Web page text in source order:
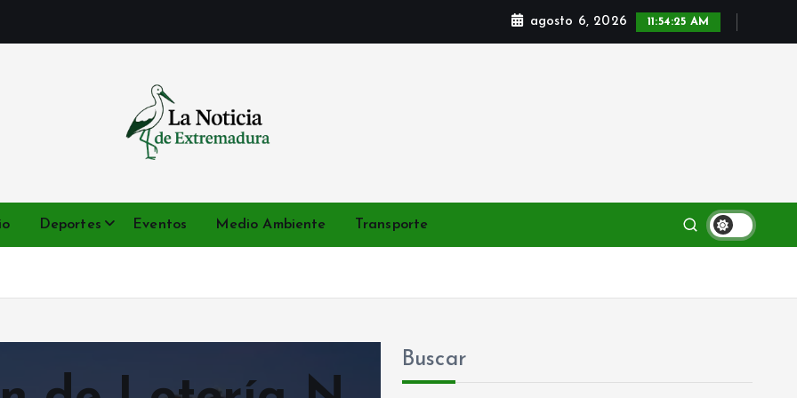
agosto 6, 2026 11:54:27 AM
Deportes Eventos Medio Ambiente Transporte
Buscar